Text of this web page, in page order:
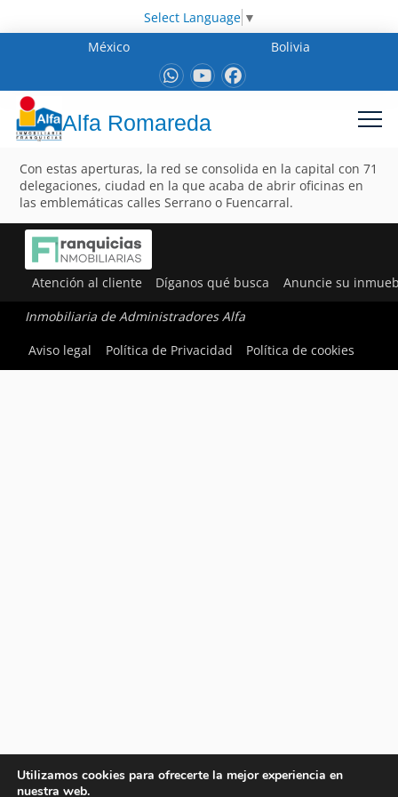
Select Language ▼
México
Bolivia
Alfa Romareda
Con estas aperturas, la red se consolida en la capital con 71
delegaciones, ciudad en la que acaba de abrir oficinas en
las emblemáticas calles Serrano o Fuencarral.
Atención al cliente Díganos qué busca Anuncie su
Inmobiliaria de Administradores Alfa
Aviso legal
Política de Privacidad Política de cookies
Utilizamos cookies para ofrecerte la mejor experiencia en
nuestra web.